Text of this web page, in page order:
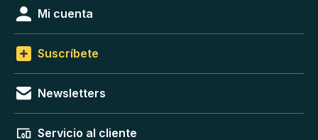
Mi cuenta
Suscríbete
Newsletters
Servicio al cliente